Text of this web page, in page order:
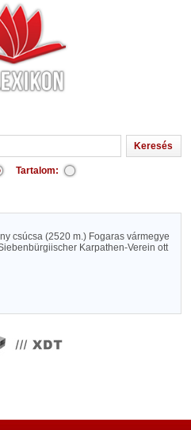
Tartalom:
csúcsa (2520 m.) Fogaras vármegye
Karpathen-Verein ott